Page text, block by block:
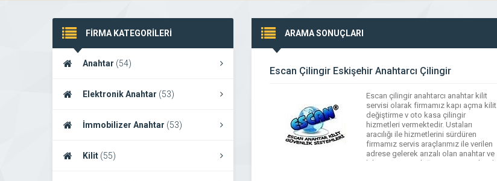
FİRMA KATEGORİLERİ
Anahtar (54)
Elektronik Anahtar (53)
İmmobilizer Anahtar (53)
Kilit (55)
ARAMA SONUÇLARI
Escan Çilingir Eskişehir Anahtarcı Çilingir
Escan çilingir anahtarcı anahtar kilit
servisi olarak firmamız kapı açma kilit
değiştirme v oto kasa çilingir
hizmetleri vermektedir. Ustaları
aracılığı ile hizmetlerini sürdüren
firmamız servis araçlarımız ile verilen
adrese gelerek arızalı olan anahtar ve
kilit sisteminin değişimini yapmaktadır.